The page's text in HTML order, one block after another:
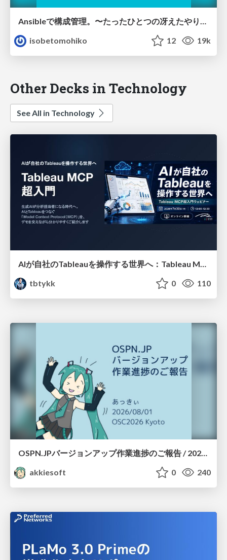
Ansibleで構成管理。〜たったひとつの冴えたやりかた〜
isobetomohiko
12 19k
Other Decks in Technology
See All in Technology
AIが自社のTableauを操作する世界へ：Tableau MCP超入門
tbtykk
0 110
OSPN.JPバージョンアップ作業進捗のご報告 / 20260801-osc26kyoto
akkiesoft
0 240